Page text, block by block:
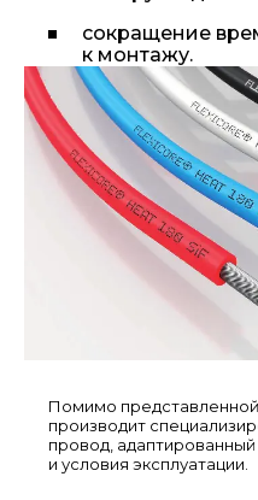
сокращение
к монтажу.
Помимо
производит
провод,
и условия эксплуатации.